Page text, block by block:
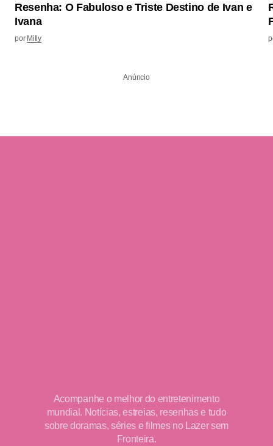
Resenha: O Fabuloso e Triste Destino de Ivan e
Ivana
por Milly
Anúncio
Acompanhe o melhor do entretenimento
mundial. Notícias, estreias, resenhas e tudo
sobre doramas, séries e filmes no Lazer sem
Fronteira.